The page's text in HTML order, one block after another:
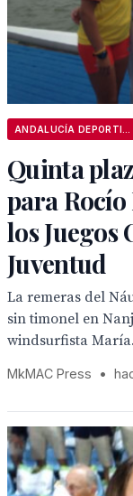
Quinta
para Rocío
los Juegos
Juventud
La remeras del
sin timonel en
windsurfista
MkMAC Press •